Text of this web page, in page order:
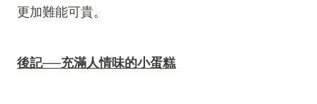
更加難能可貴。
後記──充滿人情味的小蛋糕